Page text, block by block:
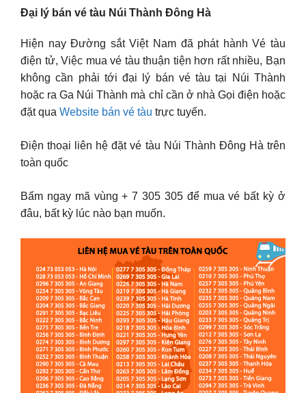
Đại lý bán vé tàu Núi Thành Đông Hà
Hiện nay Đường sắt Việt Nam đã phát hành Vé tàu
điện tử, Việc mua vé tàu thuận tiện hơn rất nhiều, Bạn
không cần phải tới đại lý bán vé tàu tại Núi Thành
hoặc ra Ga Núi Thành mà chỉ cần ở nhà Gọi điện hoặc
đặt qua Website bán vé tàu trực tuyến.
Điện thoại liên hệ đặt vé tàu Núi Thành Đông Hà trên
toàn quốc
Bấm ngay mã vùng + 7 305 305 để mua vé bất kỳ ở
đâu, bất kỳ lúc nào bạn muốn.